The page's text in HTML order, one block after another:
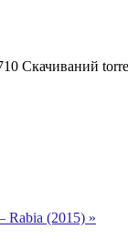
Скачиваний
Rabia (2015) »